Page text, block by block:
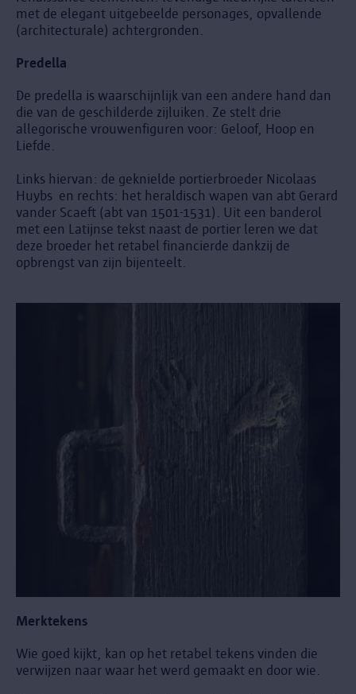
met de elegant uitgebeelde personages, opvallende
(architecturale) achtergronden.
Predella
De predella is waarschijnlijk van een andere hand dan
die van de geschilderde zijluiken. Ze stelt drie
allegorische vrouwenfiguren voor: Geloof, Hoop en
Liefde.
Links hiervan: de geknielde portierbroeder Nicolaas
Huybs en rechts: het heraldisch wapen van abt Gerard
vander Scaeft (abt van 1501-1531). Uit een banderol
met een Latijnse tekst naast de portier leren we dat
deze broeder het retabel financierde dankzij de
opbrengst van zijn bijenteelt.
Merktekens
Wie goed kijkt, kan op het retabel tekens vinden die
verwijzen naar waar het werd gemaakt en door wie.